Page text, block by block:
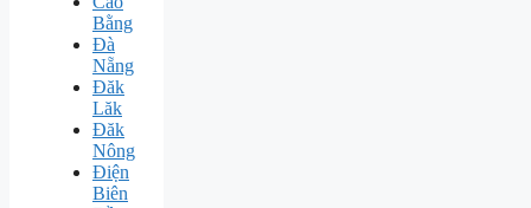
Bằng
Đà
Nẵng
Đăk
Lăk
Đăk
Nông
Điện
Biên